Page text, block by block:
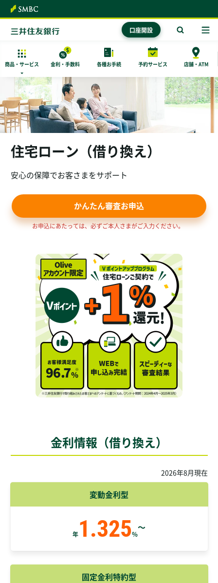
本文へ
口座開設
商品・ サービス 金利・手数料 各種お手続 予約サービス 店舗・ATM
住宅ローン（借り換え）
安心の保障でお客さまをサポート
かんたん審査お申込
お申込にあたっては、必ずご本人さまがご入力ください。
金利情報（借り換え）
2026年8月現在
変動金利型
年1.325％
～
固定金利特約型